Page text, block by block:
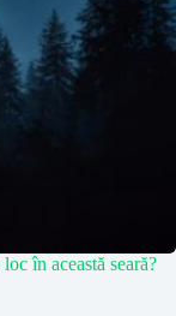
în această seară?